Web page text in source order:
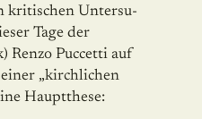
kritischen Unter­su­
Tage der
Renzo Puccetti auf
„kirchlichen
Hauptthese: